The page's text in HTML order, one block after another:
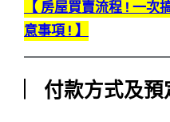
【 房屋買賣流程 ! 一次
意事項 ! 】
︳付款方式及